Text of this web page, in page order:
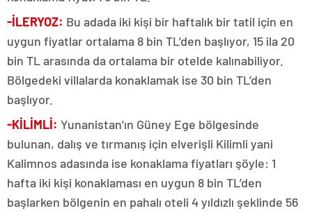
-İLERYOZ: Bu adada iki kişi bir haftalık bir tatil için en
uygun fiyatlar ortalama 8 bin TL’den başlıyor, 15 ila 20
bin TL arasında da ortalama bir otelde kalınabiliyor.
Bölgedeki villalarda konaklamak ise 30 bin TL’den
başlıyor.
-KİLİMLİ: Yunanistan’ın Güney Ege bölgesinde
bulunan, dalış ve tırmanış için elverişli Kilimli yani
Kalimnos adasında ise konaklama fiyatları şöyle: 1
hafta iki kişi konaklaması en uygun 8 bin TL’den
başlarken bölgenin en pahalı oteli 4 yıldızlı şeklinde 56